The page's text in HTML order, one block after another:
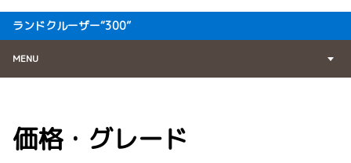
ランドクルーザー“300”
MENU
価格・グレード